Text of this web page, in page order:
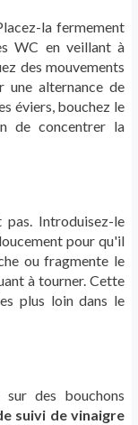
la fermement
WC en veillant à
des mouvements
une alternance de
éviers, bouchez le
de concentrer la
Introduisez-le
pour qu'il
ou fragmente le
à tourner. Cette
plus loin dans le
sur des bouchons
suivi de vinaigre